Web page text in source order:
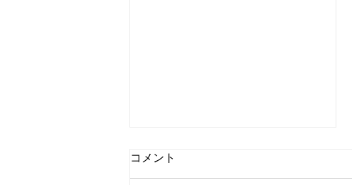
コメント